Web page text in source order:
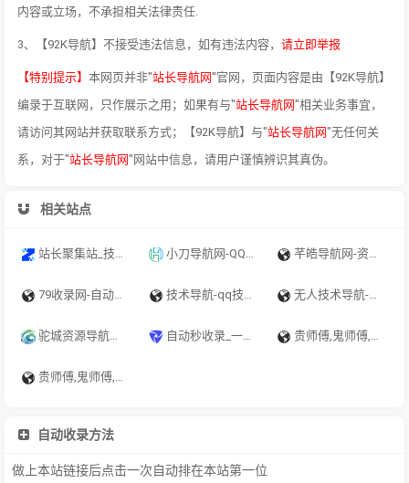
内容或立场，不承担相关法律责任.
3、【92K导航】不接受违法信息，如有违法内容， 请立即举报
【特别提示】 本网页并非"站长导航网"官网，页面内容是由【92K导航】
编录于互联网，只作展示之用；如果有与"站长导航网"相关业务事宜，
请访问其网站并获取联系方式；【92K导航】与"站长导航网"无任何关
系，对于"站长导航网"网站中信息，请用户谨慎辨识其真伪。
相关站点
站长聚集站_技术导航、在线工具、电台收听、API接口、在线壁纸、公众号、小程序、小游戏、软件应用等，打造网站交流和展示平台 - 一站式资源平台 小刀导航网-QQ技术导航,学习技术和找AI资源网从小刀导航网开始！ 芊皓导航网-资源网址导航，汇集各大资源网，全网优质教程技术网，搜集资源就从这里开始
79收录网-自动秒收录_技术导航_软文投稿_免费外链_免费收录网站 技术导航-qq技术导航_学习技术 从这里开始 无人技术导航-qq技术导航_学习技术 从这里开始
驼城资源导航网-高质量网站目录提交-专注与分享优质网站 自动秒收录_一个优秀的免费收录网站_专注网址收录研究_高效网站优化推广专家 贵师傅,鬼师傅,贵私服,鬼私服,超级导航系统,资源免费分享,免费收录网
贵师傅,鬼师傅,贵私服,鬼私服,超级导航系统,资源免费分享
自动收录方法
做上本站链接后点击一次自动排在本站第一位